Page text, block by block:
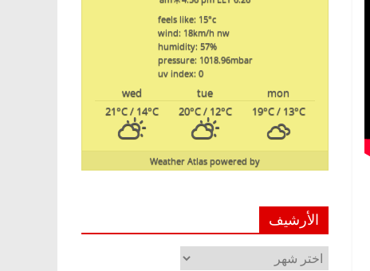
feels like: 15°c
wind: 18km/h nw
humidity: 57%
pressure: 1018.96mbar
uv index: 0
mon
tue
wed
19°C/ 13°C
20°C/ 12°C
21°C/ 14°C
powered by
Weather Atlas
الأرشيف
الأرشيف